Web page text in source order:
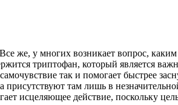
же, у многих возникает вопрос,
триптофан, который является
так и помогает быстрее
там лишь в
исцеляющее действие, поскольку